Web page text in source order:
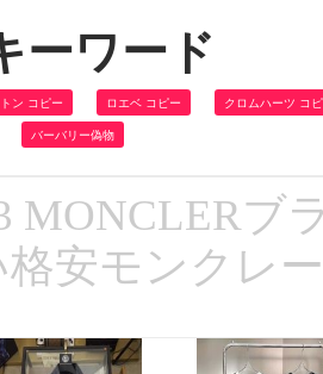
ーワード
ン コピー ロエベ コピー クロムハーツ コ
バーバリー偽物
MONCLERブ
安モンクレ